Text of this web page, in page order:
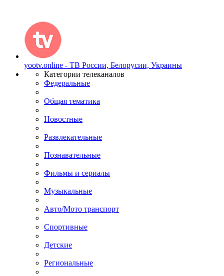
yootv.online - ТВ России, Белорусии, Украины
Категории телеканалов
Федеральные
Общая тематика
Новостные
Развлекательные
Познавательные
Фильмы и сериалы
Музыкальные
Авто/Мото транспорт
Спортивные
Детские
Региональные